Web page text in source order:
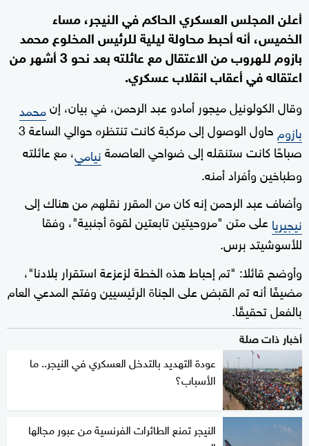
أعلن المجلس العسكري الحاكم في النيجر، مساء
الخميس، أنه أحبط محاولة ليلية للرئيس المخلوع محمد
بازوم للهروب من الاعتقال مع عائلته بعد نحو 3 أشهر من
اعتقاله في أعقاب انقلاب عسكري.
وقال الكولونيل ميجور أمادو عبد الرحمن، في بيان، إنمحمد
بازوم
حاول الوصول إلى مركبة كانت تنتظره حوالي الساعة 3
صباحًا كانت ستنقله إلى ضواحي العاصمةنيامي، مع عائلته
وطباخين وأفراد أمنه.
وأضاف عبد الرحمن إنه كان من المقرر نقلهم من هناك إلى
نيجيريا على متن "مروحيتين تابعتين لقوة أجنبية"، وفقا
للأسوشيتد برس.
وأوضح قائلا: "تم إحباط هذه الخطة لزعزعة استقرار بلادنا"،
مضيفًا أنه تم القبض على الجناة الرئيسيين وفتح المدعي العام
بالفعل تحقيقًا.
أخبار ذات صلة
عودة التهديد بالتدخل العسكري في النيجر.. ما
الأسباب؟
النيجر تمنع الطائرات الفرنسية من عبور مجالها